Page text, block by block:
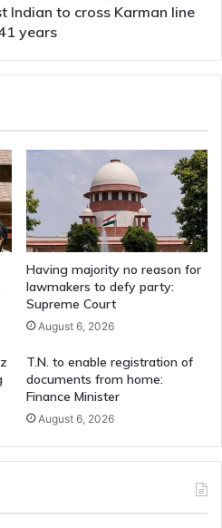
Indian to cross Karman line
years
Having majority no reason for
lawmakers to defy party:
Supreme Court
August 6, 2026
T.N. to enable registration of
documents from home:
Finance Minister
August 6, 2026